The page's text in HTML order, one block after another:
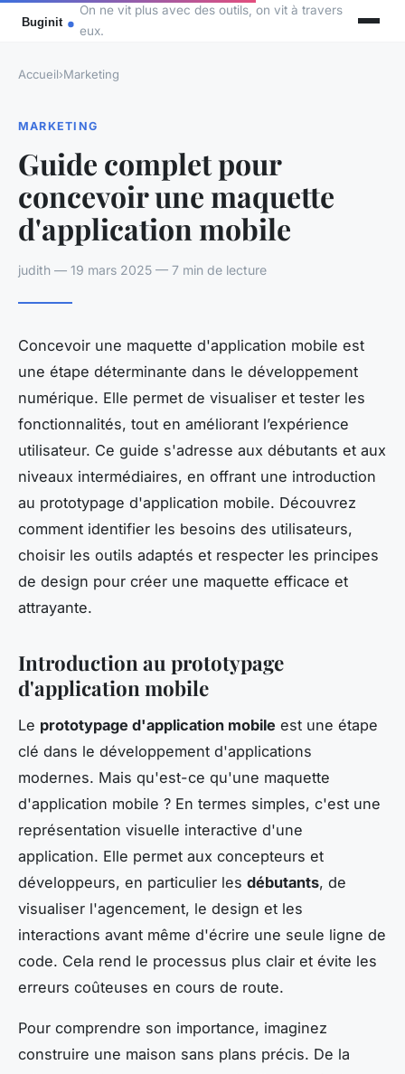
On ne vit plus avec des outils, on vit à travers
eux.
Accueil›Marketing
MARKETING
Guide complet pour
concevoir une maquette
d'application mobile
judith — 19 mars 2025 — 7 min de lecture
Concevoir une maquette d'application mobile est
une étape déterminante dans le développement
numérique. Elle permet de visualiser et tester les
fonctionnalités, tout en améliorant l’expérience
utilisateur. Ce guide s'adresse aux débutants et aux
niveaux intermédiaires, en offrant une introduction
au prototypage d'application mobile. Découvrez
comment identifier les besoins des utilisateurs,
choisir les outils adaptés et respecter les principes
de design pour créer une maquette efficace et
attrayante.
Introduction au prototypage
d'application mobile
Le prototypage d'application mobile est une étape
clé dans le développement d'applications
modernes. Mais qu'est-ce qu'une maquette
d'application mobile ? En termes simples, c'est une
représentation visuelle interactive d'une
application. Elle permet aux concepteurs et
développeurs, en particulier les débutants, de
visualiser l'agencement, le design et les
interactions avant même d'écrire une seule ligne de
code. Cela rend le processus plus clair et évite les
erreurs coûteuses en cours de route.
Pour comprendre son importance, imaginez
construire une maison sans plans précis. De la